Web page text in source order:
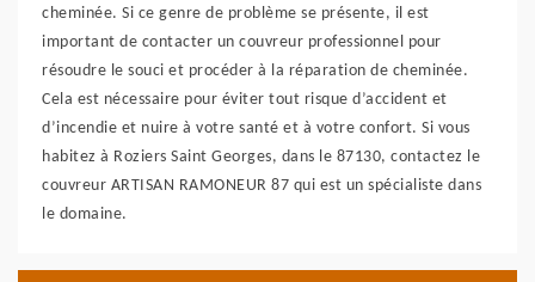
cheminée. Si ce genre de problème se présente, il est
important de contacter un couvreur professionnel pour
résoudre le souci et procéder à la réparation de cheminée.
Cela est nécessaire pour éviter tout risque d’accident et
d’incendie et nuire à votre santé et à votre confort. Si vous
habitez à Roziers Saint Georges, dans le 87130, contactez le
couvreur ARTISAN RAMONEUR 87 qui est un spécialiste dans
le domaine.